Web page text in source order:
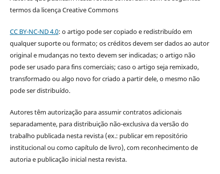
termos da licença Creative Commons
CC BY-NC-ND 4.0: o artigo pode ser copiado e redistribuído em
qualquer suporte ou formato; os créditos devem ser dados ao autor
original e mudanças no texto devem ser indicadas; o artigo não
pode ser usado para fins comerciais; caso o artigo seja remixado,
transformado ou algo novo for criado a partir dele, o mesmo não
pode ser distribuído.
Autores têm autorização para assumir contratos adicionais
separadamente, para distribuição não-exclusiva da versão do
trabalho publicada nesta revista (ex.: publicar em repositório
institucional ou como capítulo de livro), com reconhecimento de
autoria e publicação inicial nesta revista.